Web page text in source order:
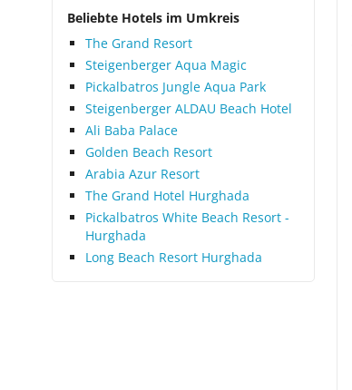
Beliebte Hotels im Umkreis
The Grand Resort
Steigenberger Aqua Magic
Pickalbatros Jungle Aqua Park
Steigenberger ALDAU Beach Hotel
Ali Baba Palace
Golden Beach Resort
Arabia Azur Resort
The Grand Hotel Hurghada
Pickalbatros White Beach Resort -
Hurghada
Long Beach Resort Hurghada